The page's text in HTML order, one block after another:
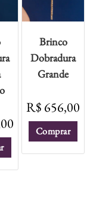
Brinco
Dobradura
Grande
R$ 656,00
Comprar